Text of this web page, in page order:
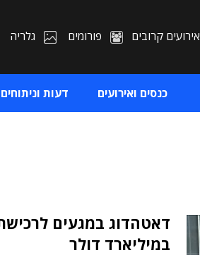
אירועים קרובים פורומים גלריה
כנסים ואירועים דעות וניתוחים
דאטהדוג במגעים
במיליארד דולר